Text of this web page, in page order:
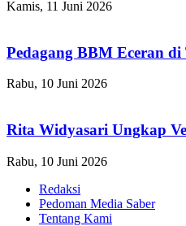
Kamis, 11 Juni 2026
Pedagang BBM Eceran
Rabu, 10 Juni 2026
Rita Widyasari Ungkap
Rabu, 10 Juni 2026
Redaksi
Pedoman Media Saber
Tentang Kami